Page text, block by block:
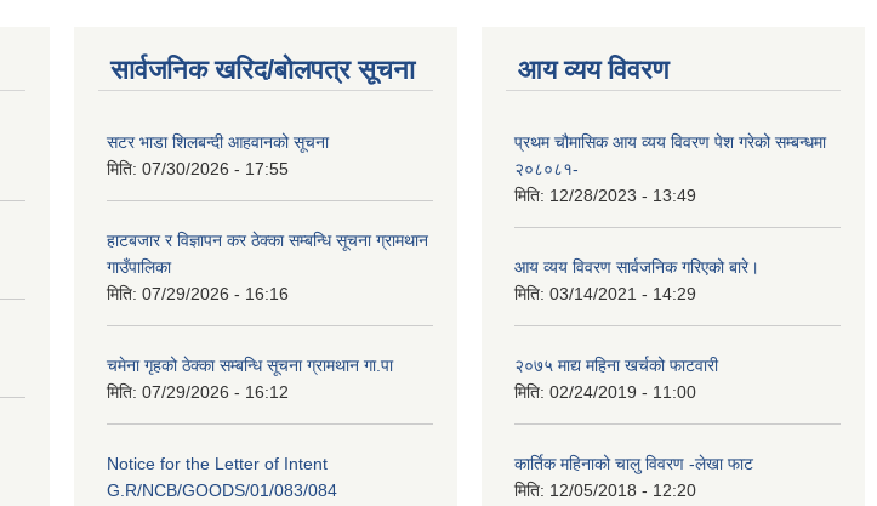
सार्वजनिक खरिद/बोलपत्र सूचना
सटर भाडा शिलबन्दी आहवानको सूचना
मिति: 07/30/2026 - 17:55
हाटबजार र विज्ञापन कर ठेक्का सम्बन्धि सूचना ग्रामथान
गाउँपालिका
मिति: 07/29/2026 - 16:16
चमेना गृहको ठेक्का सम्बन्धि सूचना ग्रामथान गा.पा
मिति: 07/29/2026 - 16:12
Notice for the Letter of Intent
G.R/NCB/GOODS/01/083/084
आय व्यय विवरण
प्रथम चौमासिक आय व्यय विवरण पेश गरेको सम्बन्धमा
२०८०८१-
मिति: 12/28/2023 - 13:49
आय व्यय विवरण सार्वजनिक गरिएको बारे।
मिति: 03/14/2021 - 14:29
२०७५ माद्य महिना खर्चको फाटवारी
मिति: 02/24/2019 - 11:00
कार्तिक महिनाको चालु विवरण -लेखा फाट
मिति: 12/05/2018 - 12:20